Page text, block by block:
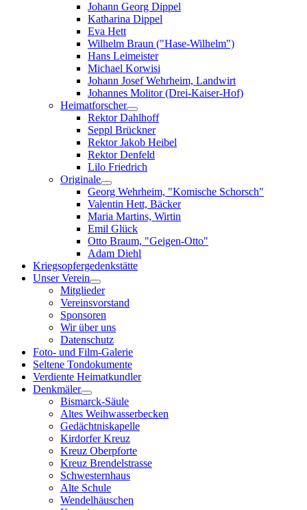
Johann Georg Dippel
Katharina Dippel
Eva Hett
Wilhelm Braun ("Hase-Wilhelm")
Hans Leimeister
Michael Korwisi
Johann Josef Wehrheim, Landwirt
Johannes Molitor (Drei-Kaiser-Hof)
Heimatforscher
Rektor Dahlhoff
Seppl Brückner
Rektor Jakob Heibel
Rektor Denfeld
Lilo Friedrich
Originale
Georg Wehrheim, "Komische Schorsch"
Valentin Hett, Bäcker
Maria Martins, Wirtin
Emil Glück
Otto Braum, "Geigen-Otto"
Adam Diehl
Kriegsopfergedenkstätte
Unser Verein
Mitglieder
Vereinsvorstand
Sponsoren
Wir über uns
Datenschutz
Foto- und Film-Galerie
Seltene Tondokumente
Verdiente Heimatkundler
Denkmäler
Bismarck-Säule
Altes Weihwasserbecken
Gedächtniskapelle
Kirdorfer Kreuz
Kreuz Oberpforte
Kreuz Brendelstrasse
Schwesternhaus
Alte Schule
Wendelhäuschen